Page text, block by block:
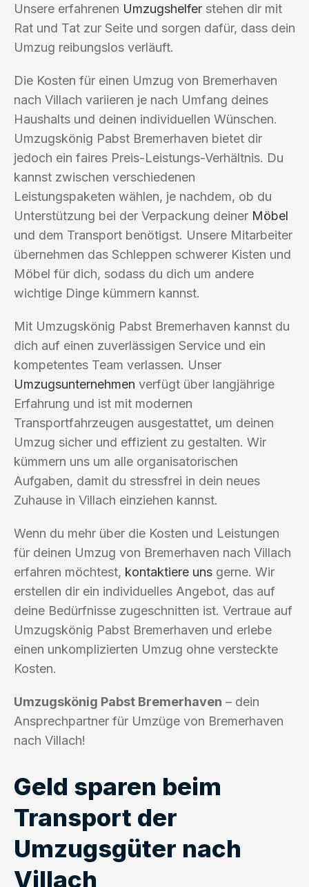
Unsere erfahrenen Umzugshelfer stehen dir mit
Rat und Tat zur Seite und sorgen dafür, dass dein
Umzug reibungslos verläuft.
Die Kosten für einen Umzug von Bremerhaven
nach Villach variieren je nach Umfang deines
Haushalts und deinen individuellen Wünschen.
Umzugskönig Pabst Bremerhaven bietet dir
jedoch ein faires Preis-Leistungs-Verhältnis. Du
kannst zwischen verschiedenen
Leistungspaketen wählen, je nachdem, ob du
Unterstützung bei der Verpackung deiner Möbel
und dem Transport benötigst. Unsere Mitarbeiter
übernehmen das Schleppen schwerer Kisten und
Möbel für dich, sodass du dich um andere
wichtige Dinge kümmern kannst.
Mit Umzugskönig Pabst Bremerhaven kannst du
dich auf einen zuverlässigen Service und ein
kompetentes Team verlassen. Unser
Umzugsunternehmen verfügt über langjährige
Erfahrung und ist mit modernen
Transportfahrzeugen ausgestattet, um deinen
Umzug sicher und effizient zu gestalten. Wir
kümmern uns um alle organisatorischen
Aufgaben, damit du stressfrei in dein neues
Zuhause in Villach einziehen kannst.
Wenn du mehr über die Kosten und Leistungen
für deinen Umzug von Bremerhaven nach Villach
erfahren möchtest, kontaktiere uns gerne. Wir
erstellen dir ein individuelles Angebot, das auf
deine Bedürfnisse zugeschnitten ist. Vertraue auf
Umzugskönig Pabst Bremerhaven und erlebe
einen unkomplizierten Umzug ohne versteckte
Kosten.
Umzugskönig Pabst Bremerhaven – dein
Ansprechpartner für Umzüge von Bremerhaven
nach Villach!
Geld sparen beim
Transport der
Umzugsgüter nach
Villach